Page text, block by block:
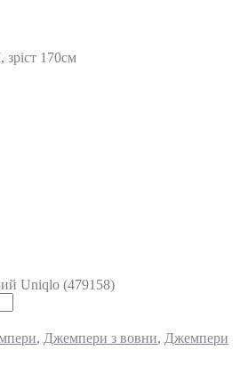
зріст 170см
Uniqlo (479158)
, Джемпери з вовни, Джемпери